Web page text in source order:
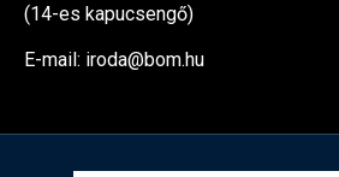
(14-es kapucsengő)
E-mail: iroda@bom.hu